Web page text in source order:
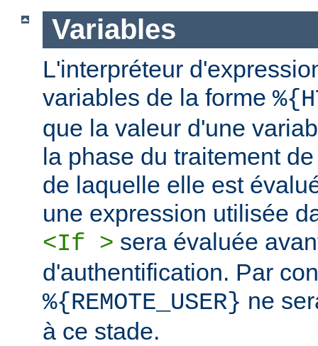
Variables
L'interpréteur
variables de la forme
que la valeur d'une
la phase du traitement
de laquelle elle est
une expression utilisée
<If > sera évaluée
d'authentification. Par
%{REMOTE_USER} ne
à ce stade.